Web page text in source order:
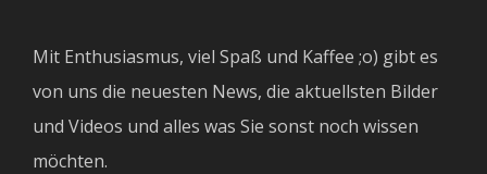
Mit Enthusiasmus, viel Spaß und Kaffee ;o) gibt es
von uns die neuesten News, die aktuellsten Bilder
und Videos und alles was Sie sonst noch wissen
möchten.